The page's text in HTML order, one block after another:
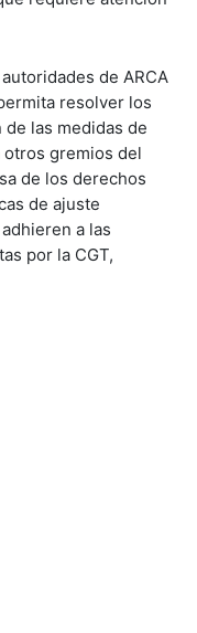
de ARCA
resolver los
las medidas de
otros gremios del
de los derechos
de ajuste
a las
por la CGT,